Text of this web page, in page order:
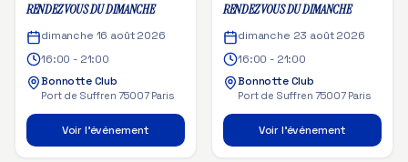
RENDEZ VOUS DU DIMANCHE
dimanche 16 août 2026
16:00 - 21:00
Bonnotte Club
Port de Suffren 75007 Paris
Voir l'événement
RENDEZ VOUS DU DIMANCHE
dimanche 23 août 2026
16:00 - 21:00
Bonnotte Club
Port de Suffren 75007 Paris
Voir l'événement